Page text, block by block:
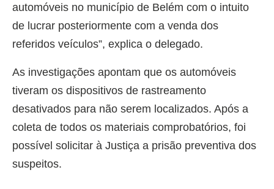
automóveis no município de Belém com o intuito
de lucrar posteriormente com a venda dos
referidos veículos”, explica o delegado.
As investigações apontam que os automóveis
tiveram os dispositivos de rastreamento
desativados para não serem localizados. Após a
coleta de todos os materiais comprobatórios, foi
possível solicitar à Justiça a prisão preventiva dos
suspeitos.